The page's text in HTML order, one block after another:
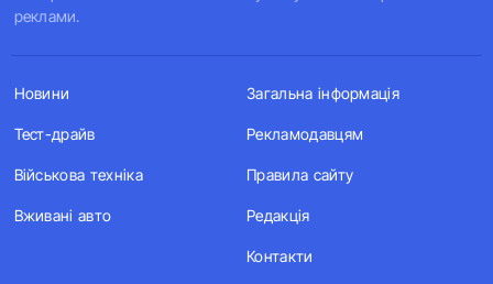
реклами.
Новини
Тест-драйв
Військова техніка
Вживані авто
Загальна інформація
Рекламодавцям
Правила сайту
Редакція
Контакти